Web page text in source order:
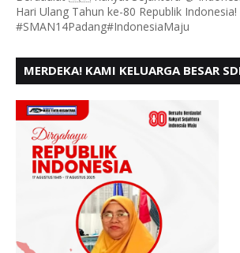
Hari Ulang Tahun ke-80 Republik Indonesia!
#SMAN14Padang#IndonesiaMaju
MERDEKA! KAMI KELUARGA BESAR